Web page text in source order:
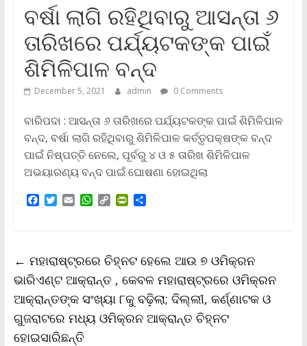
ବର୍ଷା ଲାଗି ରହିଥିବାରୁ ଆସନ୍ତା ୬
ତାରିଖରେ ପର୍ଯ୍ୟଟକଙ୍କ ପାଇଁ
ଶିମିଳିପାଳ ବନ୍ଦ
December 5, 2021 admin 0 Comments
ବାରିପଦା : ଆସନ୍ତା ୬ ତାରିଖରେ ପର୍ଯ୍ୟଟକଙ୍କ ପାଇଁ ଶିମିଳିପାଳ
ବନ୍ଦ, ବର୍ଷା ଲାଗି ରହିଥିବାରୁ ଶିମିଳିପାଳ କର୍ତ୍ତୃପକ୍ଷଙ୍କ ବନ୍ଦ
ପାଇଁ ନିଷ୍ପତ୍ତି ନେଲେ, ପୂର୍ବରୁ ୪ ଓ ୫ ତାରିଖ ଶିମିଳିପାଳ
ଅଭୟାରଣ୍ୟ ବନ୍ଦ ପାଇଁ ଘୋଷଣା ହୋଇଥିଲା
F
o
o
k
T
e
r
E
W
A
p
p
C
i
n
k
P
F
r
i
e
n
d
S
← ମହାରାଷ୍ଟ୍ରରେ ଚିହ୍ନଟ ହେଲେ ଆଉ ୭ ଓମିକ୍ରନ
ଭାରିଏଣ୍ଟ ଆକ୍ରାନ୍ତ , କେବଳ ମହାରାଷ୍ଟ୍ରରେ ଓମିକ୍ରନ
ଆକ୍ରାନ୍ତଙ୍କ ସଂଖ୍ୟା ୮କୁ ବଢ଼ିଲା; ଦିଲ୍ଲୀ, କର୍ଣ୍ଣାଟକ ଓ
ଗୁଜରାଟରେ ମଧ୍ୟ ଓମିକ୍ରନ ଆକ୍ରାନ୍ତ ଚିହ୍ନଟ
ହୋଇସାରିଛନ୍ତି